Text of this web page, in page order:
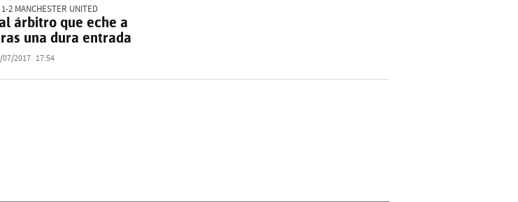
2 MANCHESTER UNITED
árbitro que eche a
una dura entrada
07/2017 17:54